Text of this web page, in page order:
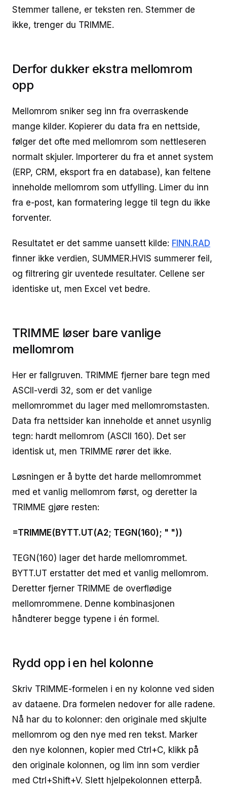
Stemmer tallene, er teksten ren. Stemmer de
ikke, trenger du TRIMME.
Derfor dukker ekstra mellomrom
opp
Mellomrom sniker seg inn fra overraskende
mange kilder. Kopierer du data fra en nettside,
følger det ofte med mellomrom som nettleseren
normalt skjuler. Importerer du fra et annet system
(ERP, CRM, eksport fra en database), kan feltene
inneholde mellomrom som utfylling. Limer du inn
fra e-post, kan formatering legge til tegn du ikke
forventer.
Resultatet er det samme uansett kilde: FINN.RAD
finner ikke verdien, SUMMER.HVIS summerer feil,
og filtrering gir uventede resultater. Cellene ser
identiske ut, men Excel vet bedre.
TRIMME løser bare vanlige
mellomrom
Her er fallgruven. TRIMME fjerner bare tegn med
ASCII-verdi 32, som er det vanlige
mellomrommet du lager med mellomromstasten.
Data fra nettsider kan inneholde et annet usynlig
tegn: hardt mellomrom (ASCII 160). Det ser
identisk ut, men TRIMME rører det ikke.
Løsningen er å bytte det harde mellomrommet
med et vanlig mellomrom først, og deretter la
TRIMME gjøre resten:
=TRIMME(BYTT.UT(A2; TEGN(160); " "))
TEGN(160) lager det harde mellomrommet.
BYTT.UT erstatter det med et vanlig mellomrom.
Deretter fjerner TRIMME de overflødige
mellomrommene. Denne kombinasjonen
håndterer begge typene i én formel.
Rydd opp i en hel kolonne
Skriv TRIMME-formelen i en ny kolonne ved siden
av dataene. Dra formelen nedover for alle radene.
Nå har du to kolonner: den originale med skjulte
mellomrom og den nye med ren tekst. Marker
den nye kolonnen, kopier med Ctrl+C, klikk på
den originale kolonnen, og lim inn som verdier
med Ctrl+Shift+V. Slett hjelpekolonnen etterpå.